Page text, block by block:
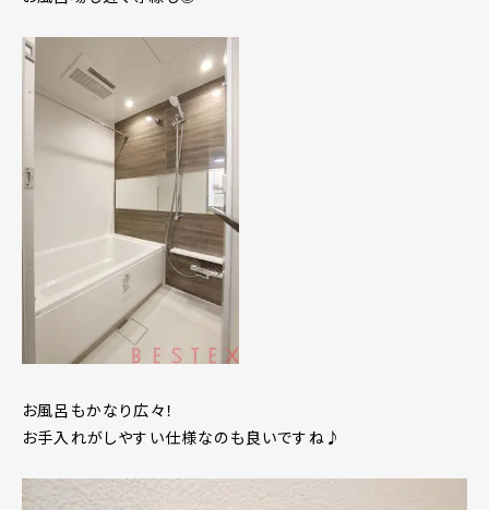
お風呂もかなり広々！
お手入れがしやすい仕様なのも良いですね♪